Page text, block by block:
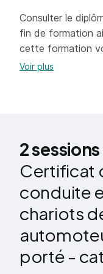
Réaliser la
Notions
Stabilité
Risques liés
manutention
Prise de poste et
Utilisation
Vérification
son
Consulter le
fin de formation
cette formation
Voir plus
2 sessions
Certificat
conduite
chariots
porté -